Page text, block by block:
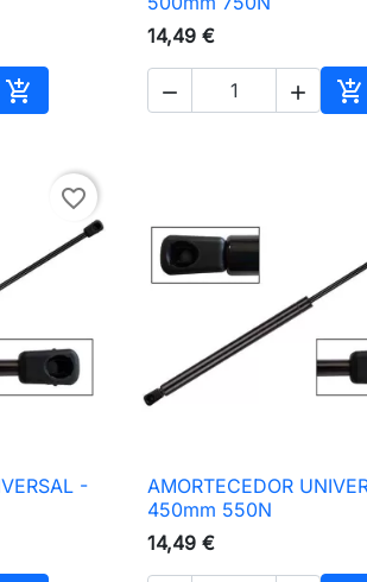

Adicionar ao carrinho
14,49 €
  
favorite_border
-
 Vista rápida
AMORTECEDOR
450mm 550N
14,49 €